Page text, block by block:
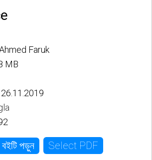
Faruk
MB
পড়ুন Select PDF